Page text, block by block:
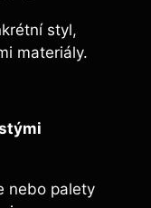
styl,
materiály.
nebo palety